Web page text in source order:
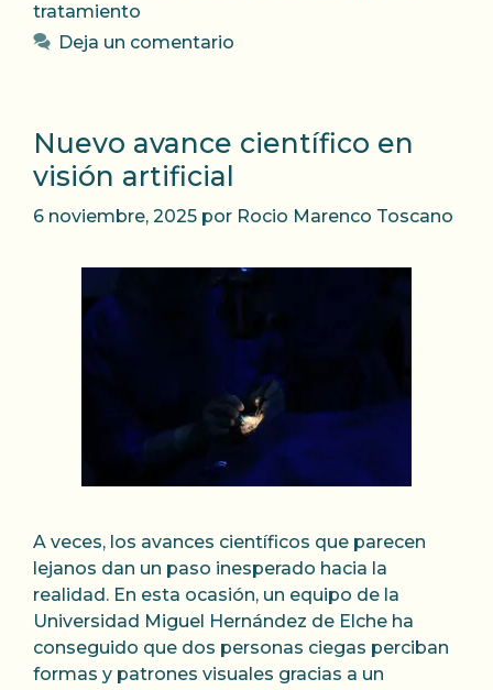
tratamiento
Deja un comentario
Nuevo avance científico en
visión artificial
6 noviembre, 2025 por Rocio Marenco Toscano
A veces, los avances científicos que parecen
lejanos dan un paso inesperado hacia la
realidad. En esta ocasión, un equipo de la
Universidad Miguel Hernández de Elche ha
conseguido que dos personas ciegas perciban
formas y patrones visuales gracias a un